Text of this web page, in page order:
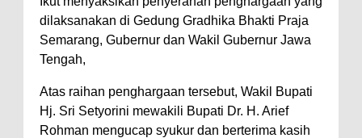
dilaksanakan di Gedung Gradhika Bhakti Praja
Semarang, Gubernur dan Wakil Gubernur Jawa
Tengah,
Atas raihan penghargaan tersebut, Wakil Bupati
Hj. Sri Setyorini mewakili Bupati Dr. H. Arief
Rohman mengucap syukur dan berterima kasih